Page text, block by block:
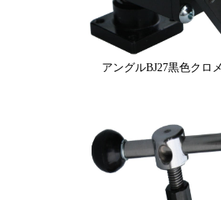
アングルBJ27黒色クロ